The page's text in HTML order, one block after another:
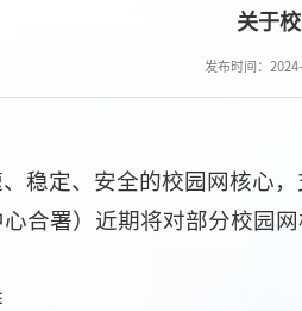
关于
发布时间：
稳定、安全的校园网核心
合署）近期将对部分校园